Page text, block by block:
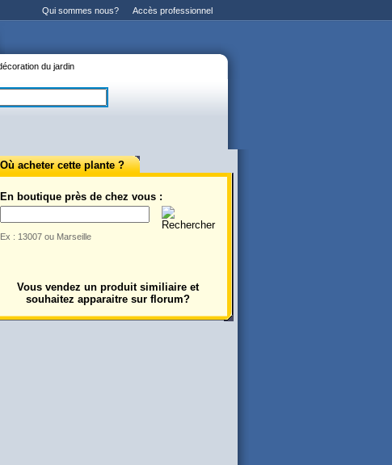
Qui sommes nous? Accès professionnel
du jardin
Où acheter cette plante ?
En boutique près de chez vous :
Ex : 13007 ou Marseille
Vous vendez un produit similiaire et
souhaitez apparaitre sur florum?